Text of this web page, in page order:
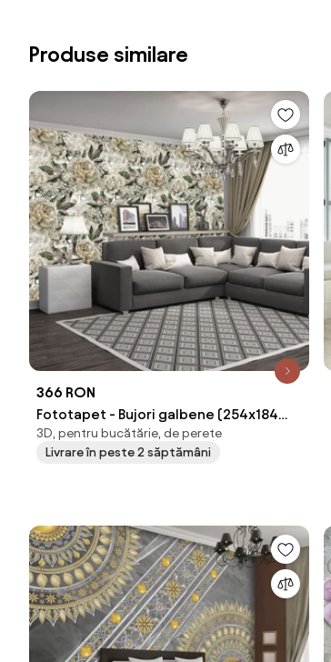
Produse similare
366 RON
Fototapet - Bujori galbene (254x184
cm)
3D, pentru bucătărie, de perete
Livrare în peste 2 săptămâni